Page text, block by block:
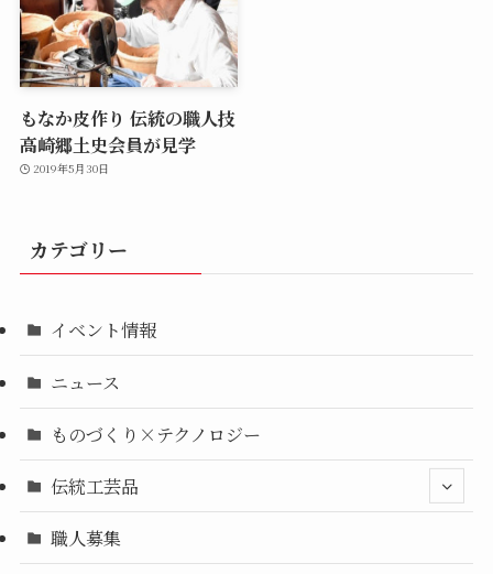
もなか皮作り 伝統の職人技
高崎郷土史会員が見学
2019年5月30日
カテゴリー
イベント情報
ニュース
ものづくり×テクノロジー
伝統工芸品
職人募集